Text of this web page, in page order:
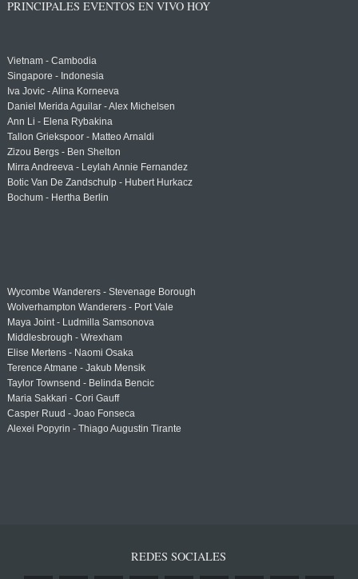
PRINCIPALES EVENTOS EN VIVO HOY
Vietnam - Cambodia
Singapore - Indonesia
Iva Jovic - Alina Korneeva
Daniel Merida Aguilar - Alex Michelsen
Ann Li - Elena Rybakina
Tallon Griekspoor - Matteo Arnaldi
Zizou Bergs - Ben Shelton
Mirra Andreeva - Leylah Annie Fernandez
Botic Van De Zandschulp - Hubert Hurkacz
Bochum - Hertha Berlin
Wycombe Wanderers - Stevenage Borough
Wolverhampton Wanderers - Port Vale
Maya Joint - Ludmilla Samsonova
Middlesbrough - Wrexham
Elise Mertens - Naomi Osaka
Terence Atmane - Jakub Mensik
Taylor Townsend - Belinda Bencic
Maria Sakkari - Cori Gauff
Casper Ruud - Joao Fonseca
Alexei Popyrin - Thiago Augustin Tirante
REDES SOCIALES